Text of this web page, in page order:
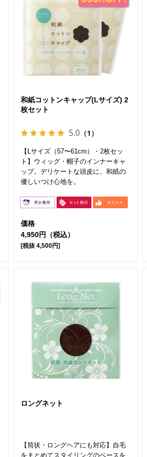
和紙コットンキャップ(Lサイズ) 2
枚セット
5.0 （1）
【Lサイズ（57〜61cm）・2枚セッ
ト】ウィッグ・帽子のインナーキャ
ップ。デリケートな頭皮に、和紙の
優しいつけ心地を。
価格
4,950円（税込）
[税抜 4,500円]
ロングネット
【筒状・ロングヘアにも対応】自毛
をまとめてスタイリングのベースを